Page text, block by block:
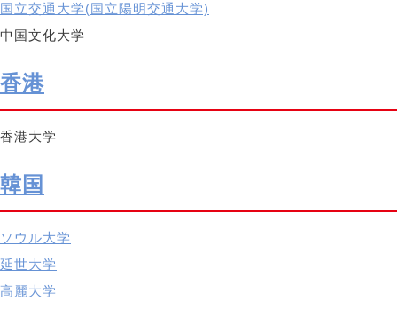
国立交通大学(国立陽明交通大学)
中国文化大学
香港
香港大学
韓国
ソウル大学
延世大学
高麗大学